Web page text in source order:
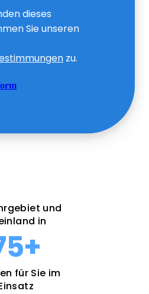
und
in
+
für Sie im